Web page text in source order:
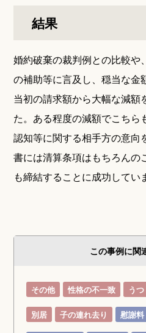
結果
婚約破棄の裁判例との比較や
の補助等に言及し、穏当な金
当初の請求額から大幅な減額
た。ある程度の減額でこちら
認知等に関する相手方の意向
書には清算条項はもちろんの
も締結することに成功してい
この事例に関
その他 性格の不一致 うつ
別居 子の連れ去り 慰謝料